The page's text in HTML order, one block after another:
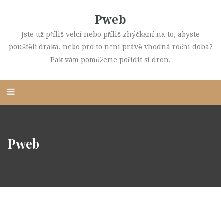
Pweb
Jste už příliš velcí nebo příliš zhýčkaní na to, abyste
pouštěli draka, nebo pro to není právě vhodná roční doba?
Pak vám pomůžeme pořídit si dron.
Pweb